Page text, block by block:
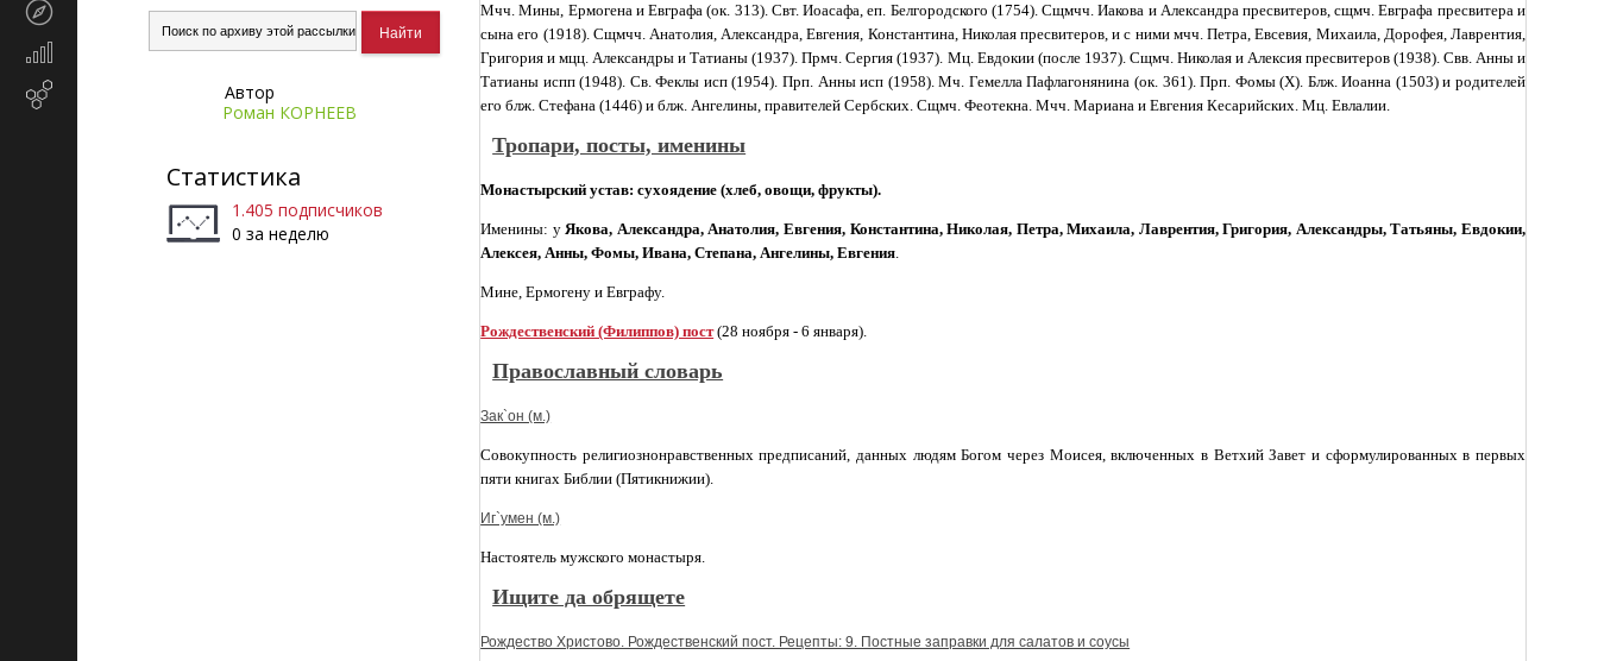
регионы
Экономика
Автор
Роман КОРНЕЕВ
Статистика
1.405 подписчиков
0 за неделю
Мчч. Мины, Ермогена и Евграфа (ок. 313). Свт. Иоасафа, еп. Белгородского (1754). Сщмчч. Иакова и Александра пресвитеров, сщмч. Евграфа пресвитера и
сына его (1918). Сщмчч. Анатолия, Александра, Евгения, Константина, Николая пресвитеров, и с ними мчч. Петра, Евсевия, Михаила, Дорофея, Лаврентия,
Григория и мцц. Александры и Татианы (1937). Прмч. Сергия (1937). Мц. Евдокии (после 1937). Сщмч. Николая и Алексия пресвитеров (1938). Свв. Анны и
Татианы испп (1948). Св. Феклы исп (1954). Прп. Анны исп (1958). Мч. Гемелла Пафлагонянина (ок. 361). Прп. Фомы (X). Блж. Иоанна (1503) и родителей
его блж. Стефана (1446) и блж. Ангелины, правителей Сербских. Сщмч. Феотекна. Мчч. Мариана и Евгения Кесарийских. Мц. Евлалии.
Тропари, посты, именины
Монастырский устав: cухоядение (хлеб, овощи, фрукты).
Именины: уЯкова, Александра, Анатолия, Евгения, Константина, Николая, Петра, Михаила, Лаврентия, Григория, Александры, Татьяны, Евдокии,
Алексея, Анны, Фомы, Ивана, Степана, Ангелины, Евгения.
Мине, Ермогену и Евграфу.
Рождественский (Филиппов) пост(28 ноября - 6 января).
Православный словарь
Зак`он (м.)
Совокупность религиознонравственных предписаний, данных людям Богом через Моисея, включенных в Ветхий Завет и сформулированных в первых
пяти книгах Библии (Пятикнижии).
Иг`умен (м.)
Настоятель мужского монастыря.
Ищите да обрящете
Рождество Христово. Рождественский пост. Рецепты: 9. Постные заправки для салатов и соусы